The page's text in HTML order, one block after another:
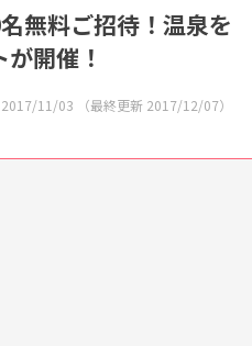
無料ご招待！温泉を
開催！
2017/11/03 （最終更新 2017/12/07）